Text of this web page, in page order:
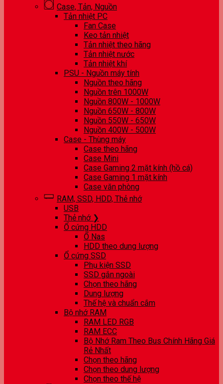
Case, Tản, Nguồn
Tản nhiệt PC
Fan Case
Keo tản nhiệt
Tản nhiệt theo hãng
Tản nhiệt nước
Tản nhiệt khí
PSU - Nguồn máy tính
Nguồn theo hãng
Nguồn trên 1000W
Nguồn 800W - 1000W
Nguồn 650W - 800W
Nguồn 550W - 650W
Nguồn 400W - 500W
Case - Thùng máy
Case theo hãng
Case Mini
Case Gaming 2 mặt kính (hồ cá)
Case Gaming 1 mặt kính
Case văn phòng
RAM, SSD, HDD, Thẻ nhớ
USB
Thẻ nhớ ❯
Ổ cứng HDD
Ổ Nas
HDD theo dung lượng
Ổ cứng SSD
Phụ kiện SSD
SSD gắn ngoài
Chọn theo hãng
Dung lượng
Thế hệ và chuẩn cắm
Bộ nhớ RAM
RAM LED RGB
RAM ECC
Bộ Nhớ Ram Theo Bus Chính Hãng Giá
Rẻ Nhất
Chọn theo hãng
Chọn theo dung lượng
Chọn theo thế hệ